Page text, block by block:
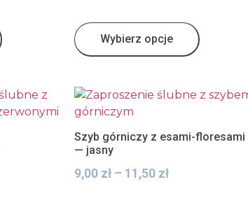
Wybierz opcje
Szyb górniczy z esami-floresami
— jasny
9,00 zł – 11,50 zł